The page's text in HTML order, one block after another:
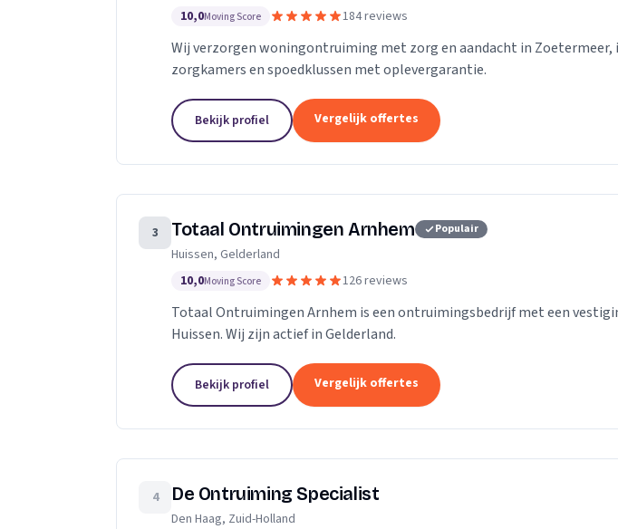
10,0Moving Score 184 reviews
Wij verzorgen woningontruiming met zorg en aandacht in Zoetermeer,
zorgkamers en spoedklussen met oplevergarantie.
Bekijk profiel Vergelijk offertes
3 Totaal Ontruimingen Arnhem Populair
Huissen, Gelderland
10,0Moving Score 126 reviews
Totaal Ontruimingen Arnhem is een ontruimingsbedrijf met een
Huissen. Wij zijn actief in Gelderland.
Bekijk profiel Vergelijk offertes
4 De Ontruiming Specialist
Den Haag, Zuid-Holland